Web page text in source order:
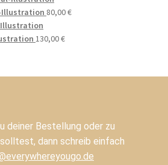
Illustration 80,00€
130,00€
deiner Bestellung oder zu
dann schreib einfach